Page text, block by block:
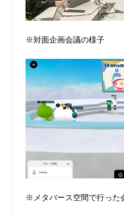
※対面企画会議の様子
※メタバース空間で行った